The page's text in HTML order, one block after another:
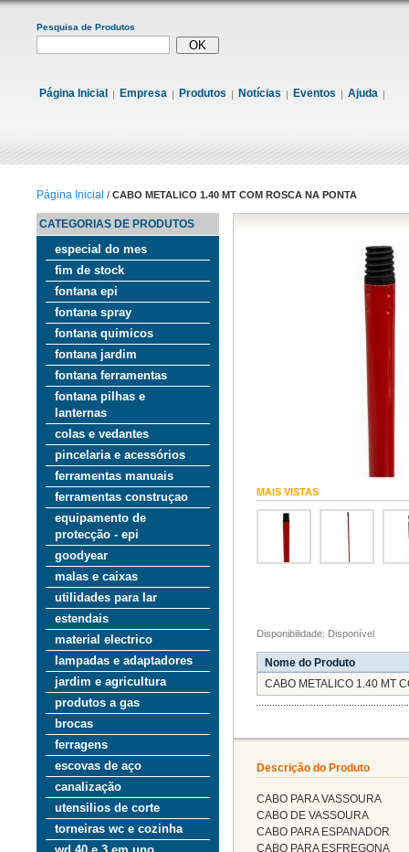
Pesquisa de Produtos
Página Inicial Empresa Produtos Notícias Eventos Ajuda
Página Inicial / CABO METALICO 1.40 MT COM ROSCA NA PONTA
CATEGORIAS DE PRODUTOS
especial do mes
fim de stock
fontana epi
fontana spray
fontana quimicos
fontana jardim
fontana ferramentas
fontana pilhas e
lanternas
colas e vedantes
pincelaria e acessórios
ferramentas manuais
ferramentas construçao
equipamento de
protecção - epi
goodyear
malas e caixas
utilidades para lar
estendais
material electrico
lampadas e adaptadores
jardim e agricultura
produtos a gas
brocas
ferragens
escovas de aço
canalização
utensilios de corte
torneiras wc e cozinha
MAIS VISTAS
Disponibilidade: Disponível
Nome do Produto
CABO METALICO 1.40 MT
Descrição do Produto
CABO PARA VASSOURA
CABO DE VASSOURA
CABO PARA ESPANADOR
CABO PARA ESFREGONA